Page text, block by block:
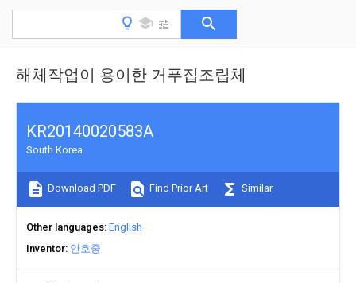
해체작업이 용이한 거푸집조립체
KR20140020583A
South Korea
Download PDF Find Prior Art Similar
Other languages English
Inventor 안호중